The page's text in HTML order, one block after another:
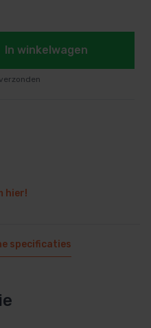
In winkelwagen
hier!
specificaties